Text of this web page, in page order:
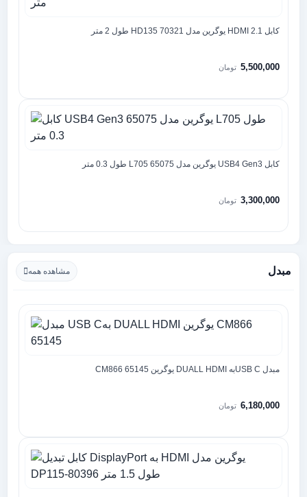
کابل 2.1 HDMI یوگرین مدل HD135 70321 طول 2 متر
5,500,000 تومان
کابل USB4 Gen3 یوگرین مدل 65075 L705 طول 0.3 متر
3,300,000 تومان
مبدل مشاهده همه
مبدل USB Cبه DUALL HDMI یوگرین CM866 65145
6,180,000 تومان